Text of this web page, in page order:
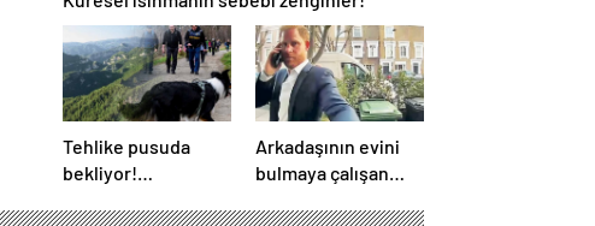
Tehlike pusuda
bekliyor!
Arkadaşının evini
bulmaya çalışan